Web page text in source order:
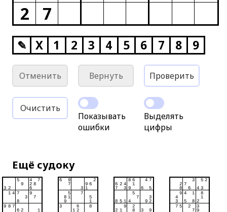
2
7
✎ X 1 2 3 4 5 6 7 8 9
Отменить Вернуть Проверить
Очистить
Показывать
ошибки
Выделять
цифры
Ещё судоку